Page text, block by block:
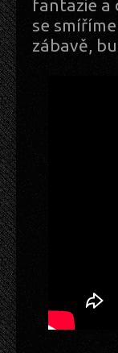
fantazie a
se
zábavě,